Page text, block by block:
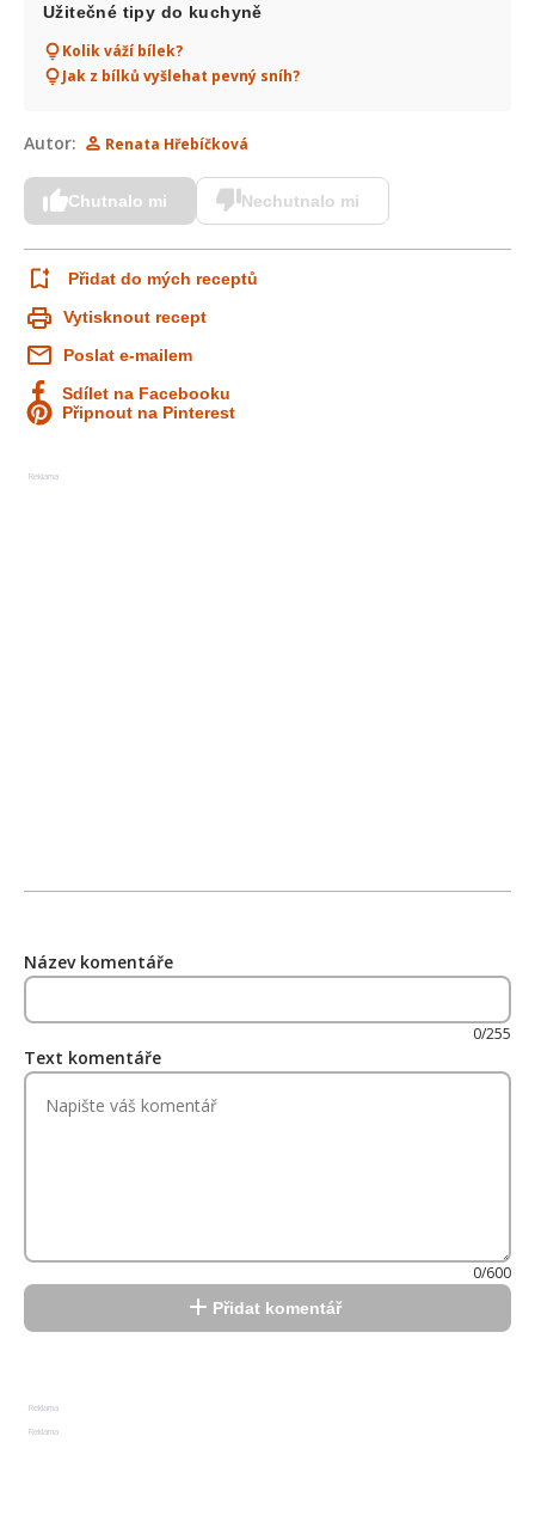
Užitečné tipy do kuchyně
Kolik váží bílek?
Jak z bílků vyšlehat pevný sníh?
Autor: Renata Hřebíčková
Chutnalo mi Nechutnalo mi
Přidat do mých receptů
Vytisknout recept
Poslat e-mailem
Sdílet na Facebooku
Připnout na Pinterest
Reklama
Název komentáře
0/255
Text komentáře
0/600
Přidat komentář
Reklama
Reklama